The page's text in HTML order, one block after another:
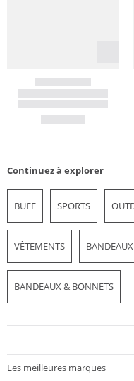
Continuez à explorer
BUFF SPORTS
VÊTEMENTS BANDEAUX
BANDEAUX & BONNETS
Les meilleures marques